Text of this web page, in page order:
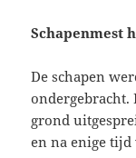
Schapenmest
De schapen
ondergebracht.
grond
en na enige tijd